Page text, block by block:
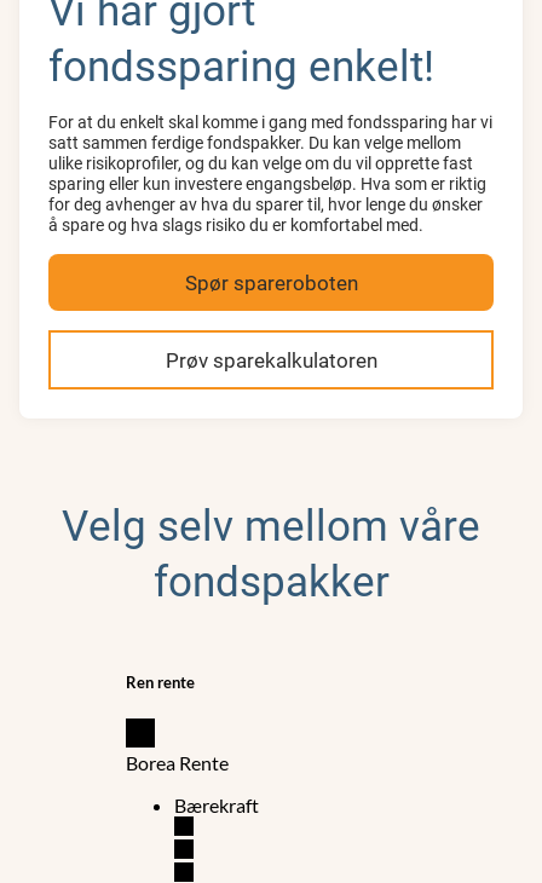
fondssparing enkelt!
For at du enkelt skal komme i gang med fondssparing har vi
satt sammen ferdige fondspakker. Du kan velge mellom
ulike risikoprofiler, og du kan velge om du vil opprette fast
sparing eller kun investere engangsbeløp. Hva som er riktig
for deg avhenger av hva du sparer til, hvor lenge du ønsker
å spare og hva slags risiko du er komfortabel med.
Prøv sparekalkulatoren
Spør spareroboten
Velg selv mellom våre
fondspakker